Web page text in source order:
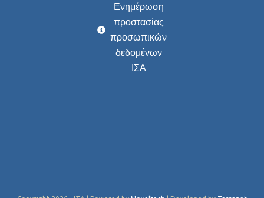
Ενημέρωση
προστασίας
προσωπικών
δεδομένων
ΙΣΑ